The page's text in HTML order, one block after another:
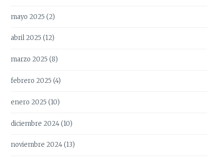
mayo 2025 (2)
abril 2025 (12)
marzo 2025 (8)
febrero 2025 (4)
enero 2025 (10)
diciembre 2024(10)
noviembre 2024(13)